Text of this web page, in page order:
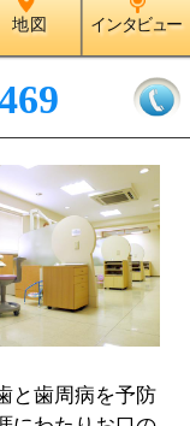
。